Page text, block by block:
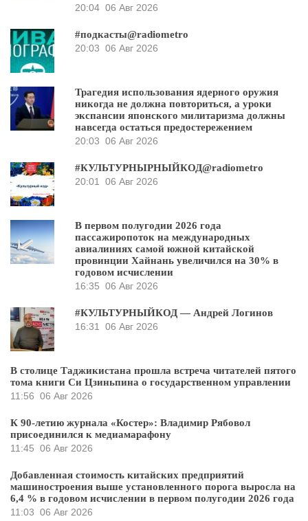
20:04 06 Авг 2026
#подкасты@radiometro
20:03 06 Авг 2026
Трагедия использования ядерного оружия
никогда не должна повториться, а уроки
экспансии японского милитаризма должны
навсегда остаться предостережением
20:03 06 Авг 2026
#КУЛЬТУРНЫРНЫЙКОД@radiometro
20:01
06 Авг 2026
В первом полугодии 2026 года
пассажиропоток на международных
авиалиниях самой южной китайской
провинции Хайнань увеличился на 30% в
годовом исчислении
16:35 06 Авг 2026
#КУЛЬТУРНЫЙКОД — Андрей Логинов
16:31
06 Авг 2026
В столице Таджикистана прошла встреча читателей пятого
тома книги Си Цзиньпина о государственном управлении
11:56 06 Авг 2026
К 90-летию журнала «Костер»: Владимир Рябовол
присоединился к медиамарафону
11:45 06 Авг 2026
Добавленная стоимость китайских предприятий
машиностроения выше установленного порога выросла на
6,4 % в годовом исчислении в первом полугодии 2026 года
11:03 06 Авг 2026